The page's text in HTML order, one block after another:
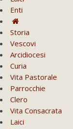
Enti
Storia
Vescovi
Arcidiocesi
Curia
Vita Pastorale
Parrocchie
Clero
Vita Consacrata
Laici